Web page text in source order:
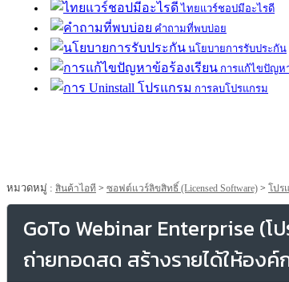
ไทยแวร์ชอปมีอะไรดี
คำถามที่พบบ่อย
นโยบายการรับประกัน
การแก้ไขปัญห
การลบโปรแกรม
หมวดหมู่ : สินค้าไอที > ซอฟต์แวร์ลิขสิทธิ์ (Licensed Software) > โปร
GoTo Webinar Enterprise (
ถ่ายทอดสด สร้างรายได้ให้อง